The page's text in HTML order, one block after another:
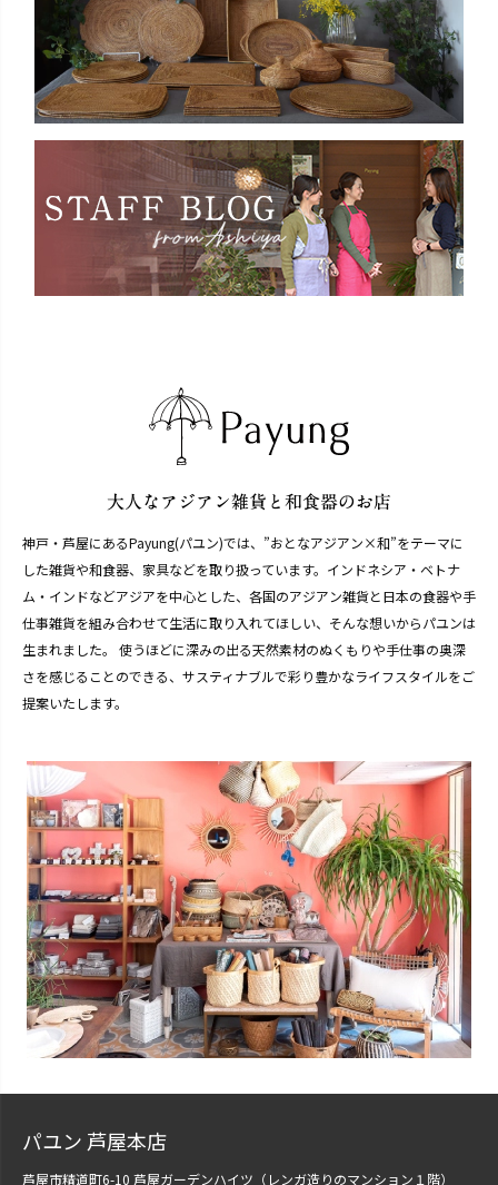
神戸・芦屋にあるPayung(パユン)では、”おとなアジアン×和”をテーマに
した雑貨や和食器、家具などを取り扱っています。インドネシア・ベトナ
ム・インドなどアジアを中心とした、各国のアジアン雑貨と日本の食器や手
仕事雑貨を組み合わせて生活に取り入れてほしい、そんな想いからパユンは
生まれました。 使うほどに深みの出る天然素材のぬくもりや手仕事の奥深
さを感じることのできる、サスティナブルで彩り豊かなライフスタイルをご
提案いたします。
パユン 芦屋本店
芦屋市精道町6-10 芦屋ガーデンハイツ（レンガ造りのマンション１階）